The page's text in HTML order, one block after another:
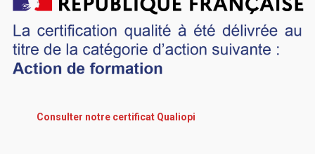
Consulter notre certificat Qualiopi